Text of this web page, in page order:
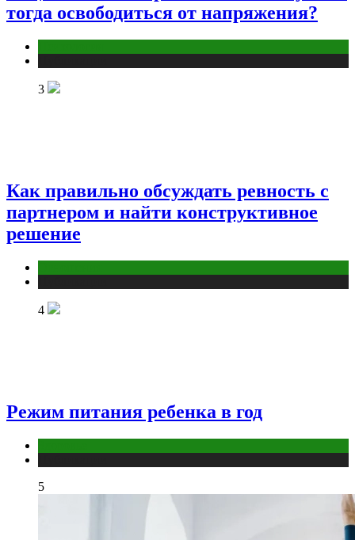
тогда освободиться от напряжения?
3
Как правильно обсуждать ревность с
партнером и найти конструктивное
решение
4
Режим питания ребенка в год
5